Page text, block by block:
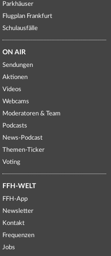
Parkhäuser
Flugplan Frankfurt
Schulausfälle
ON AIR
Sendungen
Aktionen
Videos
Webcams
Moderatoren & Team
Podcasts
News-Podcast
Themen-Ticker
Voting
FFH-WELT
FFH-App
Newsletter
Kontakt
Frequenzen
Jobs